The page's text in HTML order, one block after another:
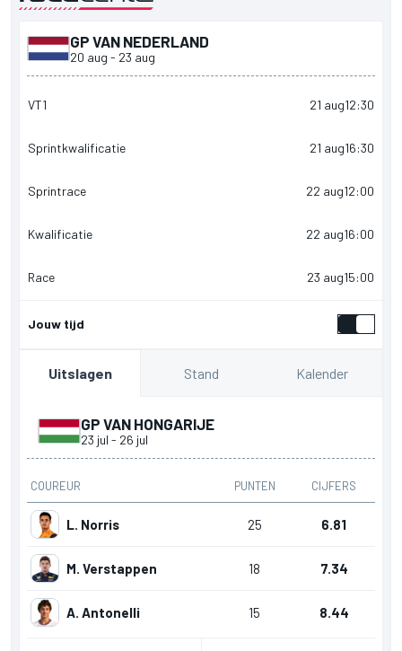
gepresenteerd doorGP VAN NEDERLAND
20 aug - 23 aug
VT1 21 aug12:30
Sprintkwalificatie 21 aug16:30
Sprintrace 22 aug12:00
Kwalificatie 22 aug16:00
Race 23 aug15:00
Jouw tijd
Uitslagen Stand Kalender
GP VAN HONGARIJE
23 jul - 26 jul
COUREUR PUNTEN CIJFERS
L. Norris 25 6.81
M. Verstappen 18 7.34
A. Antonelli 15 8.44